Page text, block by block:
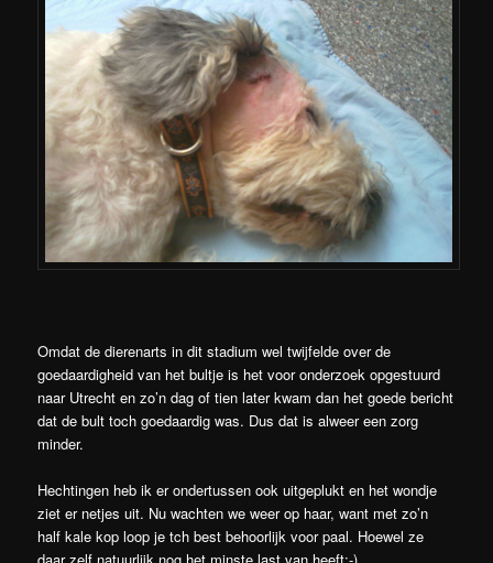
Omdat de dierenarts in dit stadium wel twijfelde over de
goedaardigheid van het bultje is het voor onderzoek opgestuurd
naar Utrecht en zo’n dag of tien later kwam dan het goede bericht
dat de bult toch goedaardig was. Dus dat is alweer een zorg
minder.
Hechtingen heb ik er ondertussen ook uitgeplukt en het wondje
ziet er netjes uit. Nu wachten we weer op haar, want met zo’n
half kale kop loop je tch best behoorlijk voor paal. Hoewel ze